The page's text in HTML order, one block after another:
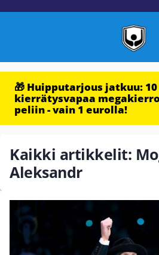
🎁 Huipputarjous jatkuu:
kierrätysvapaa
peliin - vain 1 eurolla!
Kaikki artikkelit:
Aleksandr